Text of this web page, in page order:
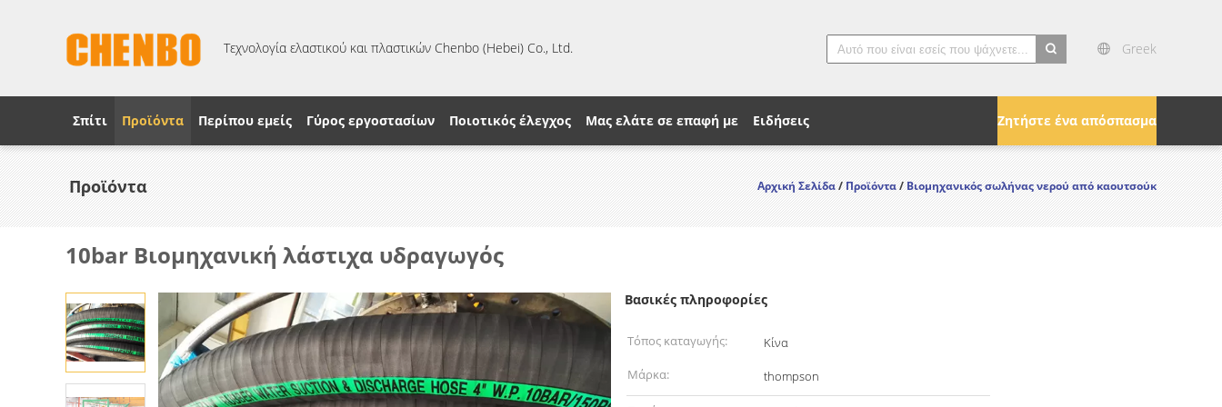
Τεχνολογία ελαστικού και πλαστικών Chenbo (Hebei) Co., Ltd.
Greek
Ζητήστε ένα απόσπασμα
Σπίτι Προϊόντα Περίπου εμείς Γύρος εργοστασίων Ποιοτικός έλεγχος Μας ελάτε σε επαφή με Ειδήσεις
Προϊόντα Αρχική Σελίδα/Προϊόντα/Βιομηχανικός σωλήνας νερού από καουτσούκ
10bar Βιομηχανική λάστιχα υδραγωγός
Βασικές πληροφορίες
Τόπος καταγωγής:
Κίνα
Μάρκα:
thompson